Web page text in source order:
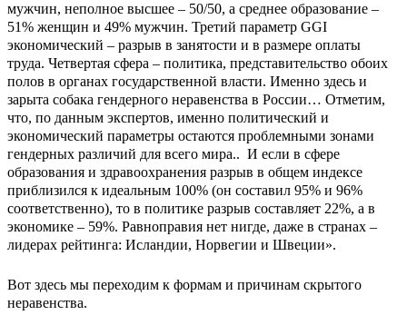
мужчин, неполное высшее – 50/50, а среднее образование –
51% женщин и 49% мужчин. Третий параметр GGI
экономический – разрыв в занятости и в размере оплаты
труда. Четвертая сфера – политика, представительство обоих
полов в органах государственной власти. Именно здесь и
зарыта собака гендерного неравенства в России… Отметим,
что, по данным экспертов, именно политический и
экономический параметры остаются проблемными зонами
гендерных различий для всего мира.. И если в сфере
образования и здравоохранения разрыв в общем индексе
приблизился к идеальным 100% (он составил 95% и 96%
соответственно), то в политике разрыв составляет 22%, а в
экономике – 59%. Равноправия нет нигде, даже в странах –
лидерах рейтинга: Исландии, Норвегии и Швеции».
Вот здесь мы переходим к формам и причинам скрытого
неравенства.